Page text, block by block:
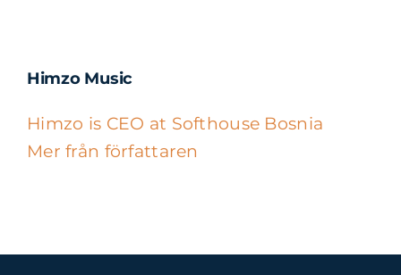
Himzo Music
Himzo is CEO at Softhouse Bosnia
Mer från författaren